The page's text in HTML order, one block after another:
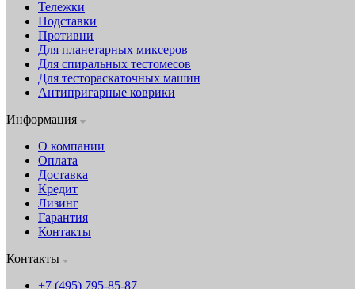
Тележки
Подставки
Противни
Для планетарных миксеров
Для спиральных тестомесов
Для тестораскаточных машин
Антипригарные коврики
Информация
О компании
Оплата
Доставка
Кредит
Лизинг
Гарантия
Контакты
Контакты
+7 (495) 795-85-87